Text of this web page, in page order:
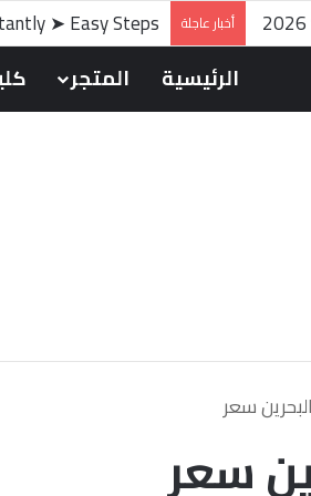
أخبار عاجلة ➤ Easy Steps
الرئيسية المتجر
البحرين سعر
سعر